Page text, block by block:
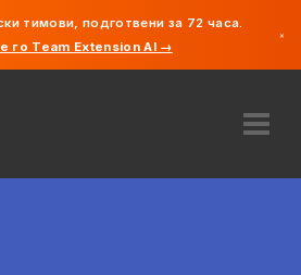
тимови, подготвени за 72 часа.
го Team Extension AI →
×